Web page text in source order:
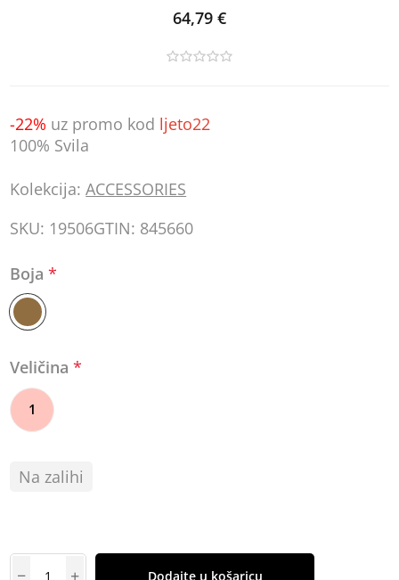
64,79 €
-22% uz promo kod ljeto22
100% Svila
Kolekcija: ACCESSORIES
SKU: 19506GTIN: 845660
Boja*
Veličina*
1
Na zalihi
Dodajte u košaricu